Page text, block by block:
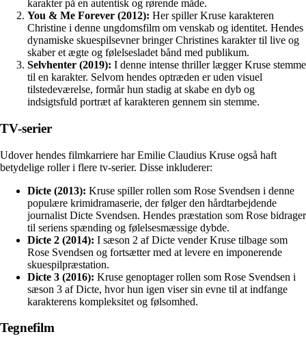
karakter på en autentisk og rørende måde.
You & Me Forever (2012): Her spiller Kruse karakteren
Christine i denne ungdomsfilm om venskab og identitet. Hendes
dynamiske skuespilsevner bringer Christines karakter til live og
skaber et ægte og følelsesladet bånd med publikum.
Selvhenter (2019): I denne intense thriller lægger Kruse stemme
til en karakter. Selvom hendes optræden er uden visuel
tilstedeværelse, formår hun stadig at skabe en dyb og
indsigtsfuld portræt af karakteren gennem sin stemme.
TV-serier
Udover hendes filmkarriere har Emilie Claudius Kruse også haft
betydelige roller i flere tv-serier. Disse inkluderer:
Dicte (2013): Kruse spiller rollen som Rose Svendsen i denne
populære krimidramaserie, der følger den hårdtarbejdende
journalist Dicte Svendsen. Hendes præstation som Rose bidrager
til seriens spænding og følelsesmæssige dybde.
Dicte 2 (2014): I sæson 2 af Dicte vender Kruse tilbage som
Rose Svendsen og fortsætter med at levere en imponerende
skuespilpræstation.
Dicte 3 (2016): Kruse genoptager rollen som Rose Svendsen i
sæson 3 af Dicte, hvor hun igen viser sin evne til at indfange
karakterens kompleksitet og følsomhed.
Tegnefilm